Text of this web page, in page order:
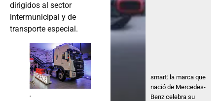
dirigidos al sector
intermunicipal y de
transporte especial.
.
smart: la marca que
nació de Mercedes-
Benz celebra su